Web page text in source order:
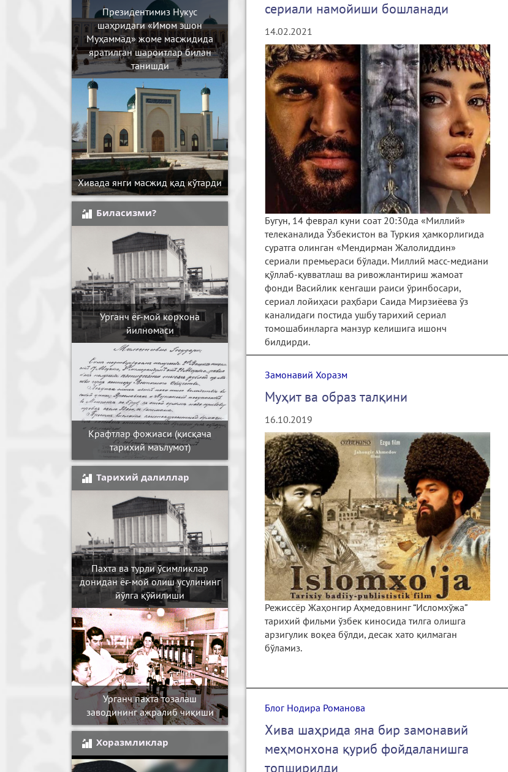
сериали намойиши бошланади
14.02.2021
Бугун, 14 феврал куни соат 20:30да «Миллий»
телеканалида Ўзбекистон ва Туркия ҳамкорлигида
суратга олинган «Мендирман Жалолиддин»
сериали премьераси бўлади. Миллий масс-медиани
қўллаб-қувватлаш ва ривожлантириш жамоат
фонди Васийлик кенгаши раиси ўринбосари,
сериал лойиҳаси раҳбари Саида Мирзиёева ўз
каналидаги постида ушбу тарихий сериал
томошабинларга манзур келишига ишонч
билдирди.
Замонавий Хоразм
Муҳит ва образ талқини
16.10.2019
Режиссёр Жаҳонгир Аҳмедовнинг “Исломхўжа”
тарихий фильми ўзбек киносида тилга олишга
арзигулик воқеа бўлди, десак хато қилмаган
бўламиз.
Блог Нодира Романова
Хива шаҳрида яна бир замонавий
меҳмонхона қуриб фойдаланишга
топширилди
Президентимиз Нукус
шаҳридаги «Имом эшон
Муҳаммад» жоме масжидида
яратилган шароитлар билан
танишди
Хивада янги масжид қад кўтарди
Биласизми?
Урганч ёғ-мой корхона
йилномаси
Крафтлар фожиаси (қисқача
тарихий маълумот)
Тарихий далиллар
Пахта ва турли ўсимликлар
донидан ёғ-мой олиш усулининг
йўлга қўйилиши
Урганч пахта тозалаш
заводининг ажралиб чиқиши
Хоразмликлар